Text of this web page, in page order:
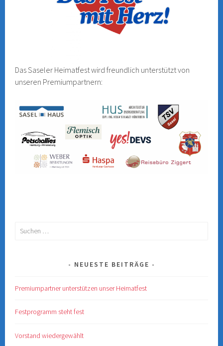
Das Saseler Heimatfest wird freundlich unterstützt von
unseren Premiumpartnern:
Suchen
NEUESTE BEITRÄGE
Premiumpartner unterstützen unser Heimatfest
Festprogramm steht fest
Vorstand wiedergewählt